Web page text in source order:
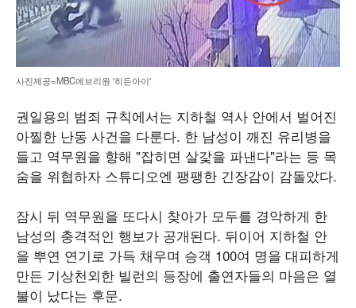
사진제공=MBC에브리원 '히든아이'
권일용의 범죄 규칙에서는 지하철 역사 안에서 벌어진
아찔한 난동 사건을 다룬다. 한 남성이 깨진 유리병을
들고 역무원을 향해 "잡히면 살갗을 파낸다"라는 등 목
숨을 위협하자 스튜디오엔 팽팽한 긴장감이 감돌았다.
잠시 뒤 역무원을 또다시 찾아가 모두를 경악하게 한
남성의 충격적인 행보가 공개된다. 뒤이어 지하철 안
을 뿌연 연기로 가득 채우며 승객 100여 명을 대피하게
만든 기상천외한 빌런의 등장에 출연자들의 마음은 열
불이 났다는 후문.